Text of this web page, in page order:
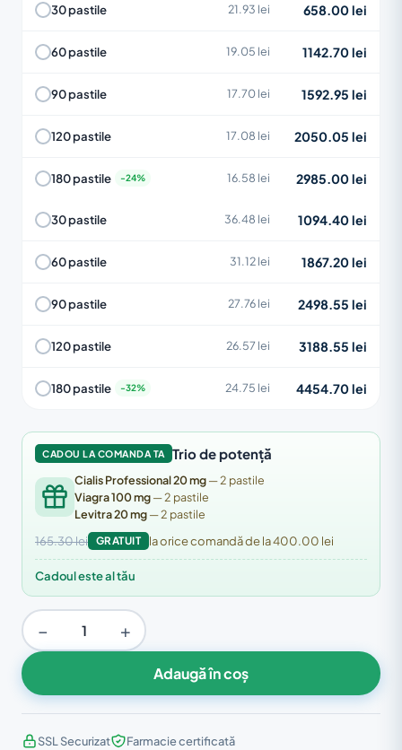
30 pastile 21.93 lei 658.00 lei
60 pastile 19.05 lei 1142.70 lei
90 pastile 17.70 lei 1592.95 lei
120 pastile 17.08 lei 2050.05 lei
180 pastile 16.58 lei 2985.00 lei
30 pastile 36.48 lei 1094.40 lei
60 pastile 31.12 lei 1867.20 lei
90 pastile 27.76 lei 2498.55 lei
120 pastile 26.57 lei 3188.55 lei
180 pastile 24.75 lei 4454.70 lei
CADOU LA COMANDA TA Trio de potență
Cialis Professional 20 mg— 2 pastile
Viagra 100 mg— 2 pastile
Levitra 20 mg— 2 pastile
165.30 lei GRATUIT la orice comandă de la 400.00 lei
Cadoul este al tău
− +
Adaugă în coș
SSL Securizat
Farmacie certificată